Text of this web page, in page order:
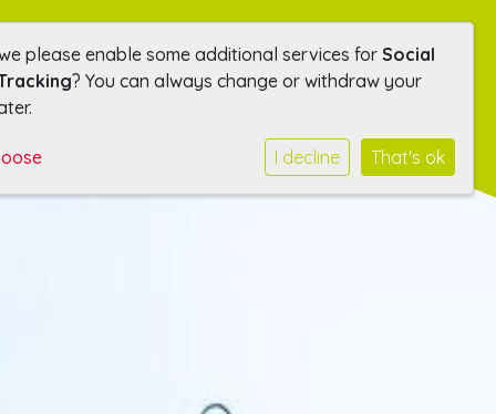
please enable some additional services for Social
? You can always change or withdraw your
I decline That's ok